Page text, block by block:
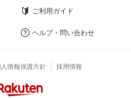
ご利用ガイド
ヘルプ・問い合わせ
情報保護方針 採用情報